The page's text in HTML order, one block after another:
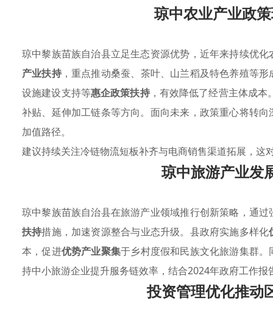
琼中农业产业政
琼中黎族苗族自治县立足生态资源优势，近年来持续优化
产业扶持，重点推动桑蚕、茶叶、山兰稻及特色养殖等形
设施建设支持等惠企政策扶持，有效降低了经营主体成本
补贴、延伸加工链条等方向。面向未来，政策重心将转
加值路径。
建议持续关注冷链物流短板补齐与电商销售渠道拓展，这
琼中旅游产业发
琼中黎族苗族自治县在旅游产业领域推行创新策略，通过
扶持措施，加速资源整合与业态升级。县政府实施多样化
本，促进优势产业聚集于乡村度假和民族文化旅游集群。
持中小旅游企业提升服务链效率，结合2024年政府工作
投资管理优化推动